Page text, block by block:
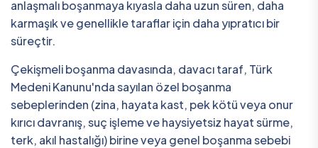
anlaşmalı boşanmaya kıyasla daha uzun süren, daha
karmaşık ve genellikle taraflar için daha yıpratıcı bir
süreçtir.
Çekişmeli boşanma davasında, davacı taraf, Türk
Medeni Kanunu'nda sayılan özel boşanma
sebeplerinden (zina, hayata kast, pek kötü veya onur
kırıcı davranış, suç işleme ve haysiyetsiz hayat sürme,
terk, akıl hastalığı) birine veya genel boşanma sebebi